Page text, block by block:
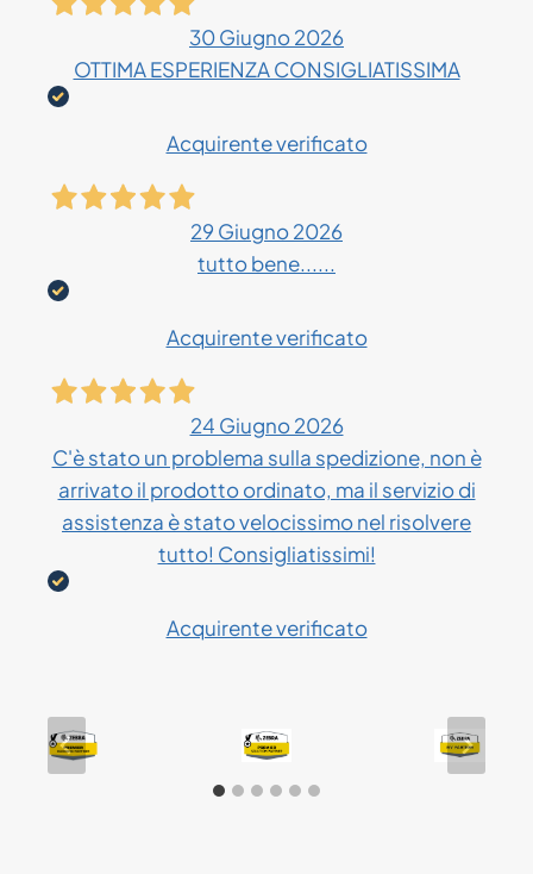
30 Giugno 2026
OTTIMA ESPERIENZA CONSIGLIATISSIMA
Acquirente verificato
29 Giugno 2026
tutto bene......
Acquirente verificato
24 Giugno 2026
C'è stato un problema sulla spedizione, non è
arrivato il prodotto ordinato, ma il servizio di
assistenza è stato velocissimo nel risolvere
tutto! Consigliatissimi!
Acquirente verificato